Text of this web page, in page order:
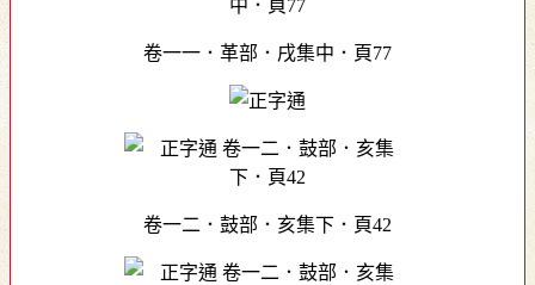
卷一一．革部．戌集中．頁77
卷一二．鼓部．亥集下．頁42